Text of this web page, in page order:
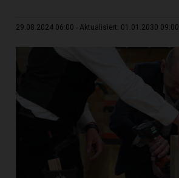
29.08.2024 06:00 Aktualisiert: 01.01.2030 09:00